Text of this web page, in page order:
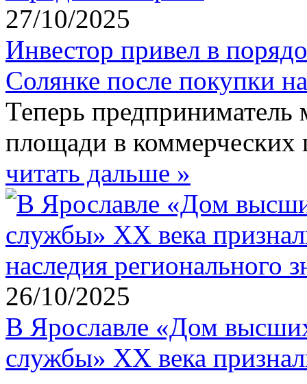
27/10/2025
Инвестор привел в
Солянке после покупки
Теперь предприниматель
площади в коммерческих
читать дальше »
26/10/2025
В Ярославле «Дом
службы» XX века